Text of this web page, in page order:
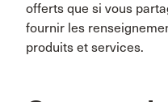
offerts que si vous
fournir les
produits et services.